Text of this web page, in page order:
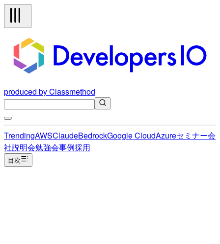
produced by Classmethod
TrendingAWSClaudeBedrockGoogle CloudAzureセミナー会
社説明会勉強会事例採用
目次